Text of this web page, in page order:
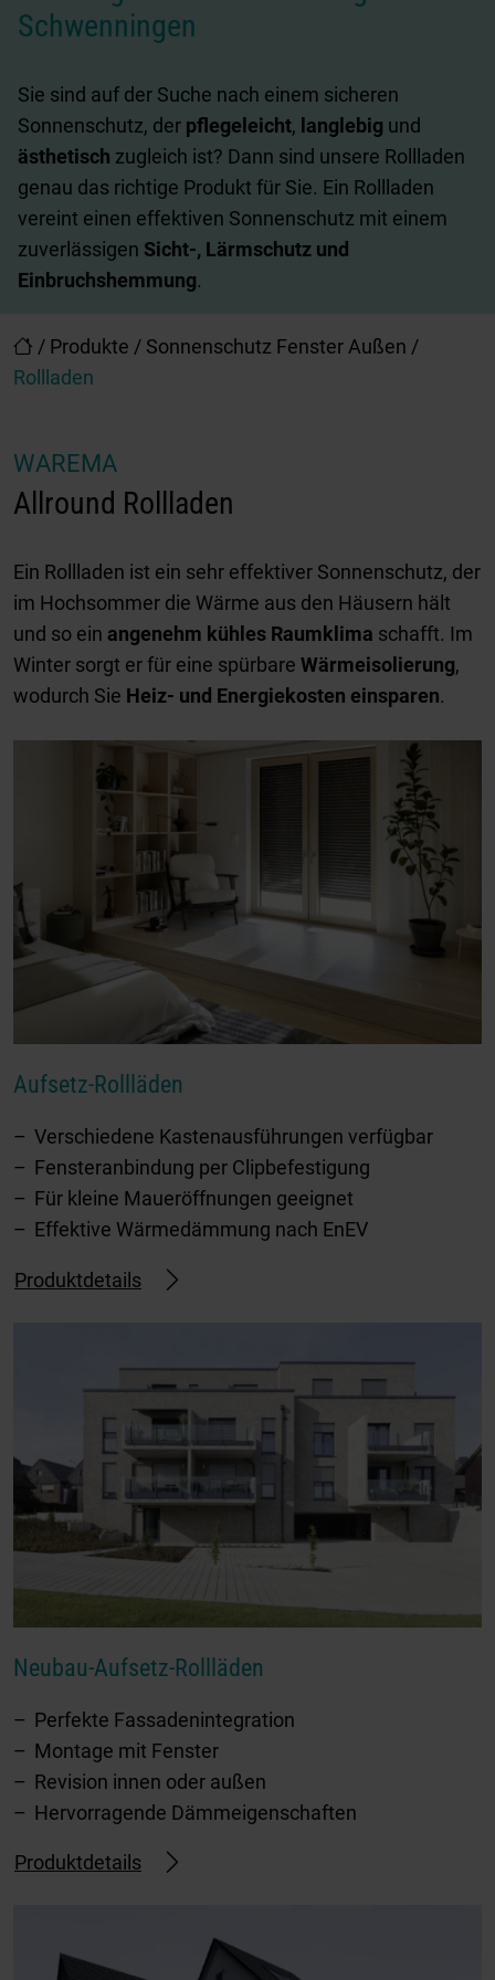
/ Produkte / Sonnenschutz Fenster Außen /
Rollladen
Schwenningen
Sie sind auf der Suche nach einem sicheren
Sonnenschutz, der pflegeleicht, langlebig und
ästhetisch zugleich ist? Dann sind unsere Rollladen
genau das richtige Produkt für Sie. Ein Rollladen
vereint einen effektiven Sonnenschutz mit einem
zuverlässigen Sicht-, Lärmschutz und
Einbruchshemmung.
WAREMA
Allround Rollladen
Ein Rollladen ist ein sehr effektiver Sonnenschutz, der
im Hochsommer die Wärme aus den Häusern hält
und so ein angenehm kühles Raumklima schafft. Im
Winter sorgt er für eine spürbare Wärmeisolierung,
wodurch Sie Heiz- und Energiekosten einsparen.
Aufsetz-Rollläden
Verschiedene Kastenausführungen verfügbar
Fensteranbindung per Clipbefestigung
Für kleine Maueröffnungen geeignet
Effektive Wärmedämmung nach EnEV
Produktdetails
Neubau-Aufsetz-Rollläden
Perfekte Fassadenintegration
Montage mit Fenster
Revision innen oder außen
Hervorragende Dämmeigenschaften
Produktdetails